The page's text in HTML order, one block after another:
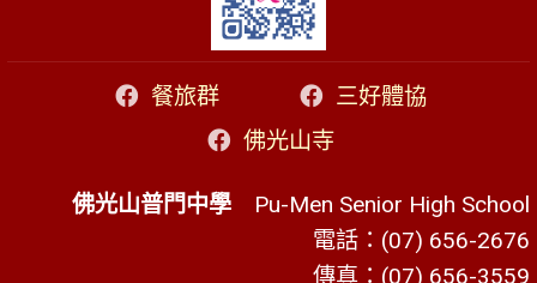
餐旅群
三好體協
佛光山寺
佛光山普門中學 Pu-Men Senior High School
電話：(07) 656-2676
傳真：(07) 656-3559